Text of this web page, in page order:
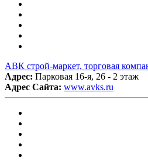
АВК строй-маркет, торговая
Адрес: Парковая 16-я, 26 - 2 этаж
Адрес Сайта: www.avks.ru